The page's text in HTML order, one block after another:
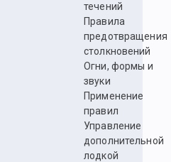
течений
Правила
предотвращения
столкновений
Огни, формы и
звуки
Применение
правил
Управление
дополнительной
лодкой